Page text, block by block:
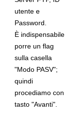
utente e
Password.
È indispensabile
porre un flag
sulla casella
"Modo PASV";
quindi
procediamo con
tasto "Avanti".